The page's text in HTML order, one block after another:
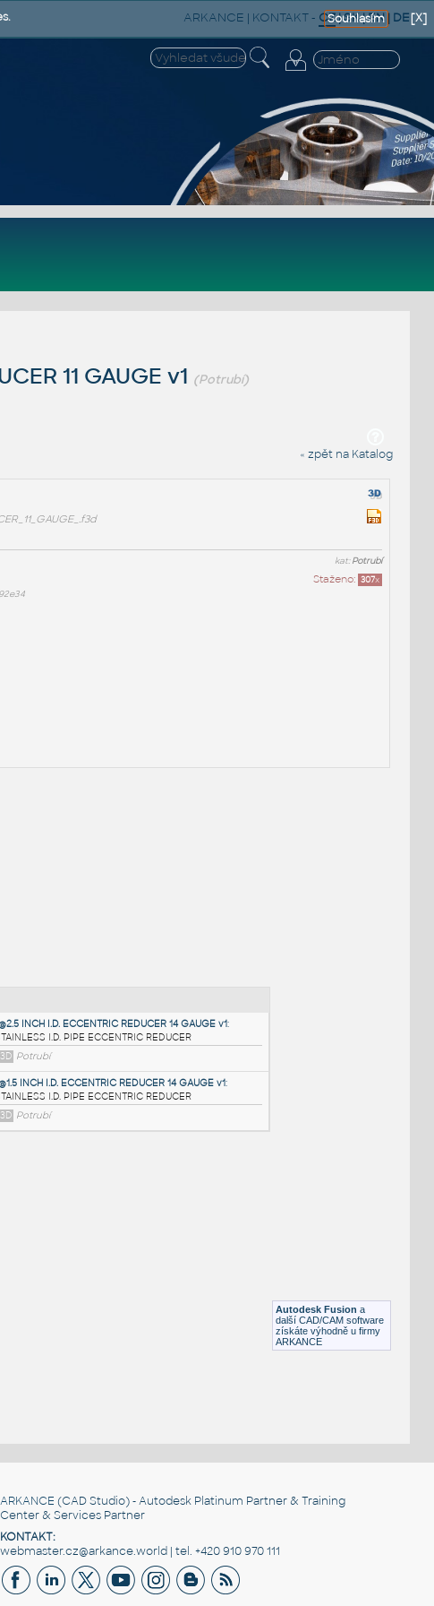
ARKANCE | KONTAKT- CZ|SK|EN| DE
11 GAUGE v1 (Potrubí)
« zpět na Katalog
kat:Potrubí
Staženo: 307x
Autodesk Fusion a
další CAD/CAM software
získáte výhodně u firmy
ARKANCE
ARKANCE (CAD Studio) - Autodesk Platinum Partner & Training
Center & Services Partner
KONTAKT:
webmaster.cz@arkance.world | tel. +420 910 970 111
[X]
Souhlasím